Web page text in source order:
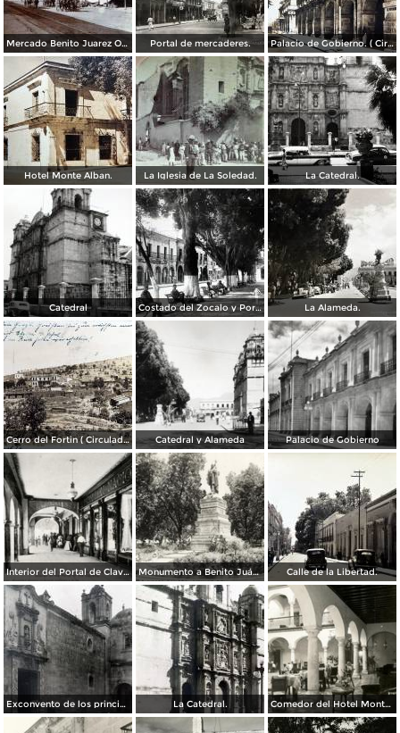
Mercado Benito Juarez Oaxaca 1899 Portal de mercaderes. Palacio de Gobierno. ( Circulada el 3 de Febrero de 1933 ).
Hotel Monte Alban. La Iglesia de La Soledad. La Catedral.
Catedral Costado del Zocalo y Portal de Mercaderes. La Alameda.
Cerro del Fortin ( Circulada el 17 de Agosto de 1926 ). Catedral y Alameda Palacio de Gobierno
Interior del Portal de Clavería Monumento a Benito Juárez Calle de la Libertad.
Exconvento de los principes. La Catedral. Comedor del Hotel Monte Albán